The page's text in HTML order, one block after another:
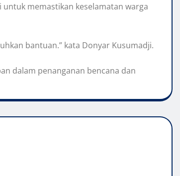
memastikan keselamatan warga
bantuan.” kata Donyar Kusumadji.
dalam penanganan bencana dan